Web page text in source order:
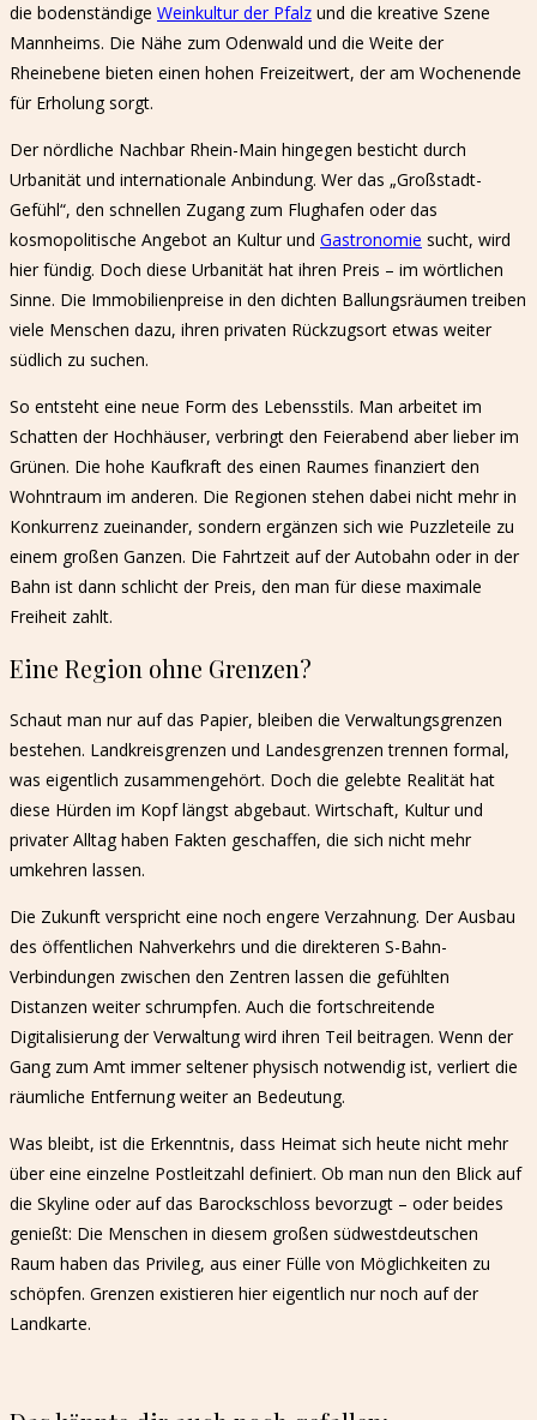
die bodenständige Weinkultur der Pfalz und die kreative Szene
Mannheims. Die Nähe zum Odenwald und die Weite der
Rheinebene bieten einen hohen Freizeitwert, der am Wochenende
für Erholung sorgt.
Der nördliche Nachbar Rhein-Main hingegen besticht durch
Urbanität und internationale Anbindung. Wer das „Großstadt-
Gefühl“, den schnellen Zugang zum Flughafen oder das
kosmopolitische Angebot an Kultur und Gastronomie sucht, wird
hier fündig. Doch diese Urbanität hat ihren Preis – im wörtlichen
Sinne. Die Immobilienpreise in den dichten Ballungsräumen treiben
viele Menschen dazu, ihren privaten Rückzugsort etwas weiter
südlich zu suchen.
So entsteht eine neue Form des Lebensstils. Man arbeitet im
Schatten der Hochhäuser, verbringt den Feierabend aber lieber im
Grünen. Die hohe Kaufkraft des einen Raumes finanziert den
Wohntraum im anderen. Die Regionen stehen dabei nicht mehr in
Konkurrenz zueinander, sondern ergänzen sich wie Puzzleteile zu
einem großen Ganzen. Die Fahrtzeit auf der Autobahn oder in der
Bahn ist dann schlicht der Preis, den man für diese maximale
Freiheit zahlt.
Eine Region ohne Grenzen?
Schaut man nur auf das Papier, bleiben die Verwaltungsgrenzen
bestehen. Landkreisgrenzen und Landesgrenzen trennen formal,
was eigentlich zusammengehört. Doch die gelebte Realität hat
diese Hürden im Kopf längst abgebaut. Wirtschaft, Kultur und
privater Alltag haben Fakten geschaffen, die sich nicht mehr
umkehren lassen.
Die Zukunft verspricht eine noch engere Verzahnung. Der Ausbau
des öffentlichen Nahverkehrs und die direkteren S-Bahn-
Verbindungen zwischen den Zentren lassen die gefühlten
Distanzen weiter schrumpfen. Auch die fortschreitende
Digitalisierung der Verwaltung wird ihren Teil beitragen. Wenn der
Gang zum Amt immer seltener physisch notwendig ist, verliert die
räumliche Entfernung weiter an Bedeutung.
Was bleibt, ist die Erkenntnis, dass Heimat sich heute nicht mehr
über eine einzelne Postleitzahl definiert. Ob man nun den Blick auf
die Skyline oder auf das Barockschloss bevorzugt – oder beides
genießt: Die Menschen in diesem großen südwestdeutschen
Raum haben das Privileg, aus einer Fülle von Möglichkeiten zu
schöpfen. Grenzen existieren hier eigentlich nur noch auf der
Landkarte.